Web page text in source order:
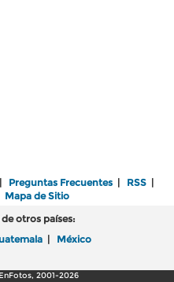
| Preguntas Frecuentes | RSS |
Mapa de Sitio
otros países:
| México
2001-2026